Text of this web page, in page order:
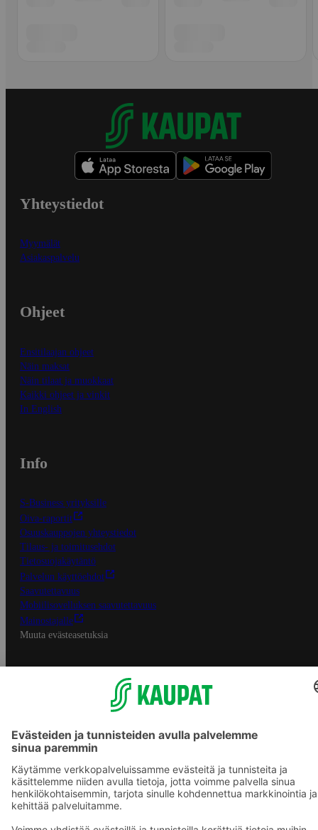
Yhteystiedot
Myymälät
Asiakaspalvelu
Ohjeet
Ensitilaajan ohjeet
Näin maksat
Näin tilaat ja muokkaat
Kaikki ohjeet ja vinkit
In English
Info
S-Business yrityksille
Oiva-raportit
Osuuskauppojen yhteystiedot
Tilaus- ja toimitusehdot
Tietosuojakäytäntö
Palvelun käyttöehdot
Saavutettavuus
Mobiilisovelluksen saavutettavuus
Mainostajalle
Muuta evästeasetuksia
S-ryhmän palvelut
S-ryhmä
Asiakasomistajuus
S-ostoslista -sovellus
Prisma.fi
Sokos.fi
S-Pankki